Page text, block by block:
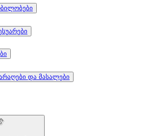
და მასალები